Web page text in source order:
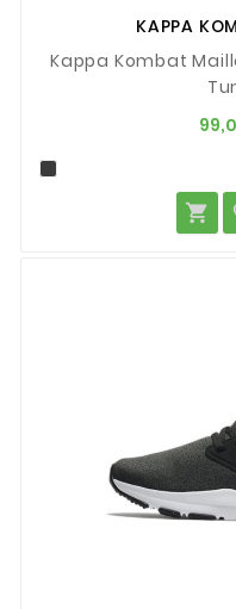
KAPPA
Kappa Kombat
